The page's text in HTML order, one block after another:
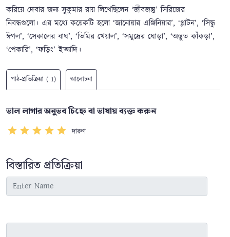
করিয়ে দেবার জন্য সুকুমার রায় লিখেছিলেন ‘জীবজন্তু’ সিরিজের
নিবন্ধগুলো। এর মধ্যে কয়েকটি হলো ‘জানোয়ার এঞ্জিনিয়ার’, ‘গ্লাটন’, ‘সিন্ধু
ঈগল’, ‘সেকালের বাঘ’, ‘তিমির খেয়াল’, ‘সমুদ্রের ঘোড়া’, ‘অদ্ভুত কাঁকড়া’,
‘পেকারি’, ‘ফড়িং’ ইত্যাদি।
পাঠ-প্রতিক্রিয়া ( 1) আলোচনা
ভাল লাগার অনুভব চিহ্নে বা ভাষায় ব্যক্ত করুন
দারুণ
বিস্তারিত প্রতিক্রিয়া